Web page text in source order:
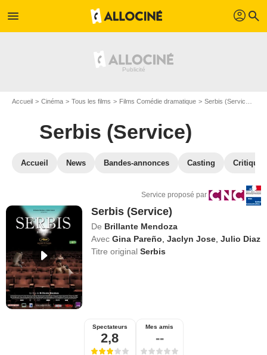
menu profil search
Accueil Cinéma Tous les films Films Comédie dramatique Serbis (Service)
Serbis (Service)
Accueil News Bandes-annonces Casting
Service proposé par
Serbis (Service)
De Brillante Mendoza
Avec Gina Pareño ,Jaclyn Jose ,Julio Diaz
Titre originalSerbis
Spectateurs
2,8
Mes amis
--